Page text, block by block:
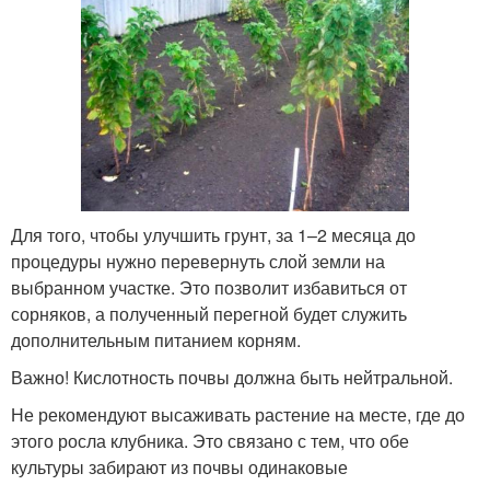
Для того, чтобы улучшить грунт, за 1–2 месяца до
процедуры нужно перевернуть слой земли на
выбранном участке. Это позволит избавиться от
сорняков, а полученный перегной будет служить
дополнительным питанием корням.
Важно! Кислотность почвы должна быть нейтральной.
Не рекомендуют высаживать растение на месте, где до
этого росла клубника. Это связано с тем, что обе
культуры забирают из почвы одинаковые